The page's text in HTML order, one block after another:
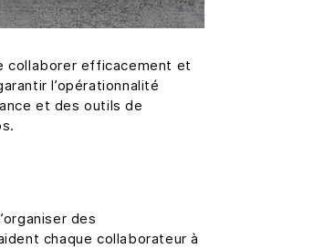
collaborer efficacement et
l’opérationnalité
et des outils de
des
chaque collaborateur à